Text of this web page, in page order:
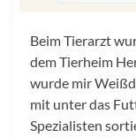
Beim Tierarzt
dem Tierheim
wurde mir
mit unter das
Spezialisten